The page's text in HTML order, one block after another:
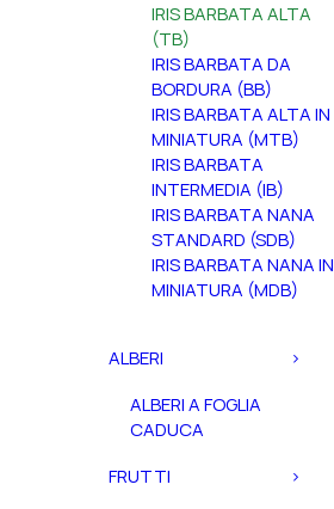
IRIS BARBATA ALTA
(TB)
IRIS BARBATA DA
BORDURA (BB)
IRIS BARBATA ALTA IN
MINIATURA (MTB)
IRIS BARBATA
INTERMEDIA (IB)
IRIS BARBATA NANA
STANDARD (SDB)
IRIS BARBATA NANA IN
MINIATURA (MDB)
ALBERI
ALBERI A FOGLIA
CADUCA
FRUTTI